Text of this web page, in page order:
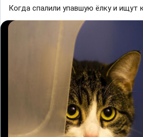
Когда спалили упавшую ёлку и ищут